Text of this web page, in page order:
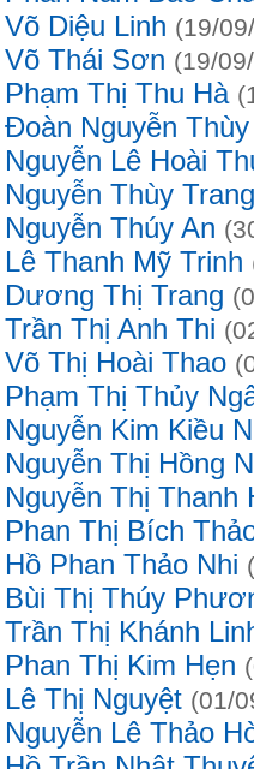
Võ Diệu Linh (19/
Võ Thái Sơn (19/
Phạm Thị Thu Hà
Đoàn Nguyễn
Nguyễn Lê Hoài
Nguyễn Thùy Trang
Nguyễn Thúy An
Lê Thanh Mỹ Trinh
Dương Thị Trang
Trần Thị Anh Thi
Võ Thị Hoài Thao
Phạm Thị Thủy
Nguyễn Kim Kiều
Nguyễn Thị Hồng
Nguyễn Thị Thanh
Phan Thị Bích
Hồ Phan Thảo Nhi
Bùi Thị Thúy
Trần Thị Khánh
Phan Thị Kim Hẹn
Lê Thị Nguyệt (01/
Nguyễn Lê Thảo